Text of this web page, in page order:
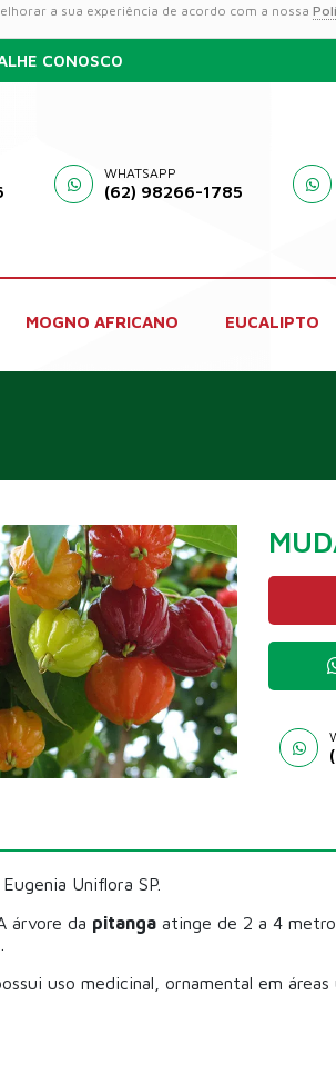
a sua experiência de acordo com a nossa
CONOSCO
WHATSAPP
(62) 98266-1785
MOGNO AFRICANO EUCALIPTO
Eugenia Uniflora SP.
árvore da pitanga atinge de 2 a 4
uso medicinal, ornamental em